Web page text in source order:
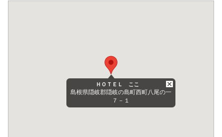
ＨＯＴＥＬ ここ
島根県隠岐郡隠岐の島町西町八尾の一
７－１